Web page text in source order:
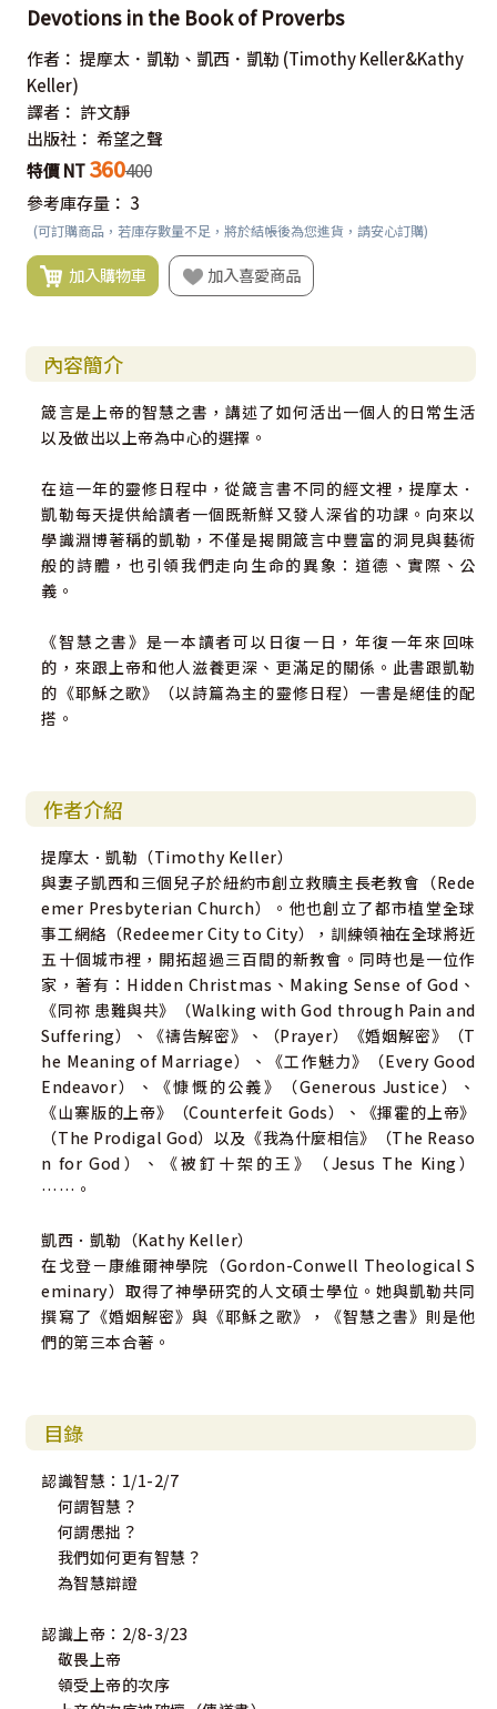
Devotions in the Book of Proverbs
作者： 提摩太．凱勒、凱西．凱勒 (Timothy Keller&Kathy
Keller)
譯者： 許文靜
出版社： 希望之聲
特價 NT 360400
參考庫存量： 3
(可訂購商品，若庫存數量不足，將於結帳後為您進貨，請安心訂購)
加入購物車 加入喜愛商品
內容簡介
箴言是上帝的智慧之書，講述了如何活出一個人的日常生活
以及做出以上帝為中心的選擇。
在這一年的靈修日程中，從箴言書不同的經文裡，提摩太．
凱勒每天提供給讀者一個既新鮮又發人深省的功課。向來以
學識淵博著稱的凱勒，不僅是揭開箴言中豐富的洞見與藝術
般的詩體，也引領我們走向生命的異象：道德、實際、公
義。
《智慧之書》是一本讀者可以日復一日，年復一年來回味
的，來跟上帝和他人滋養更深、更滿足的關係。此書跟凱勒
的《耶穌之歌》（以詩篇為主的靈修日程）一書是絕佳的配
搭。
作者介紹
提摩太．凱勒（Timothy Keller）
與妻子凱西和三個兒子於紐約市創立救贖主長老教會（Rede
emer Presbyterian Church）。他也創立了都市植堂全球
事工網絡（Redeemer City to City），訓練領袖在全球將近
五十個城市裡，開拓超過三百間的新教會。同時也是一位作
家，著有：Hidden Christmas、Making Sense of God、
《同祢 患難與共》（Walking with God through Pain and
Suffering）、《禱告解密》、（Prayer）《婚姻解密》（T
he Meaning of Marriage）、《工作魅力》（Every Good
Endeavor）、《慷慨的公義》（Generous Justice）、
《山寨版的上帝》（Counterfeit Gods）、《揮霍的上帝》
（The Prodigal God）以及《我為什麼相信》（The Reaso
n for God）、《被釘十架的王》（Jesus The King）
……。
凱西．凱勒（Kathy Keller）
在戈登－康維爾神學院（Gordon-Conwell Theological S
eminary）取得了神學研究的人文碩士學位。她與凱勒共同
撰寫了《婚姻解密》與《耶穌之歌》，《智慧之書》則是他
們的第三本合著。
目錄
認識智慧：1/1-2/7
何謂智慧？
何謂愚拙？
我們如何更有智慧？
為智慧辯證
認識上帝：2/8-3/23
敬畏上帝
領受上帝的次序